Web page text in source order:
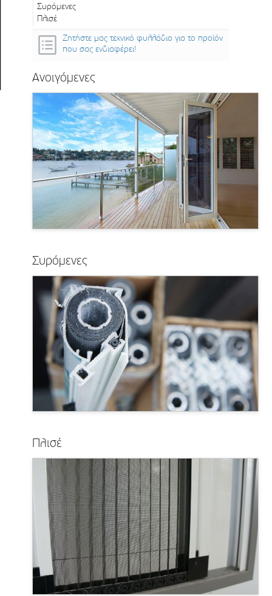
Συρόμενες
Πλισέ
Ζητήστε μας τεχνικό φυλλάδιο για το προϊόν
που σας ενδιαφέρει!
Ανοιγόμενες
Συρόμενες
Πλισέ